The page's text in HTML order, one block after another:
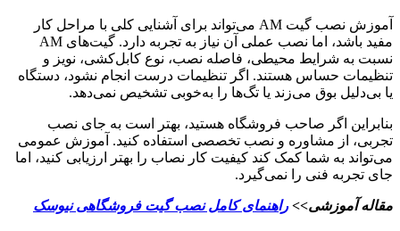
آموزش نصب گیت AM می‌تواند برای آشنایی کلی با مراحل کار
مفید باشد، اما نصب عملی آن نیاز به تجربه دارد. گیت‌های AM
نسبت به شرایط محیطی، فاصله نصب، نوع کابل‌کشی، نویز و
تنظیمات حساس هستند. اگر تنظیمات درست انجام نشود، دستگاه
یا بی‌دلیل بوق می‌زند یا تگ‌ها را به‌خوبی تشخیص نمی‌دهد.
بنابراین اگر صاحب فروشگاه هستید، بهتر است به جای نصب
تجربی، از مشاوره و نصب تخصصی استفاده کنید. آموزش عمومی
می‌تواند به شما کمک کند کیفیت کار نصاب را بهتر ارزیابی کنید، اما
جای تجربه فنی را نمی‌گیرد.
مقاله آموزشی>>راهنمای کامل نصب گیت فروشگاهی نیوسک